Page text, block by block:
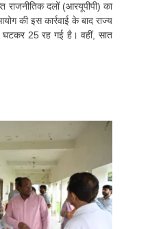
राजनीतिक दलों (आरयूपीपी) का
की इस कार्रवाई के बाद राज्य
25 रह गई है। वहीं, सात